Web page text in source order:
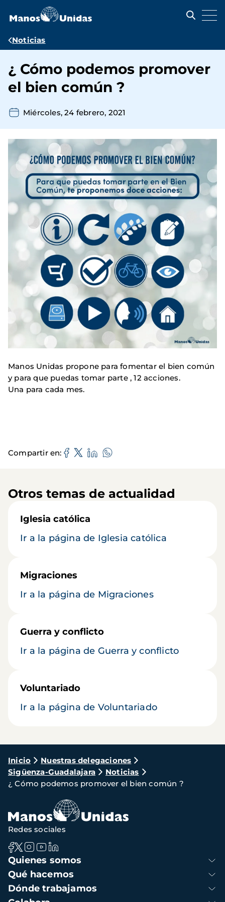
contenido
Ruta
navegación
Noticias
¿ Cómo podemos promover
el bien común ?
Miércoles, 24 febrero, 2021
Manos Unidas propone para fomentar el bien común
y para que puedas tomar parte , 12 acciones.
Una para cada mes.
Compartir en
Otros temas de actualidad
Iglesia católica
Ir a la página de Iglesia católica
Migraciones
Ir a la página de Migraciones
Guerra y conflicto
Ir a la página de Guerra y conflicto
Voluntariado
Ir a la página de Voluntariado
Ruta
de
navegación
Inicio
Nuestras delegaciones
Sigüenza-Guadalajara
Noticias
¿ Cómo podemos promover el bien común ?
Navegación
principal
Quienes somos
Qué hacemos
Dónde trabajamos
Redes sociales